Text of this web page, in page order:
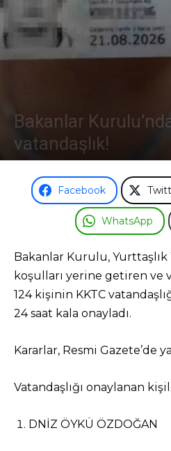
Bakanlar
vatandaşlık!
Facebook
WhatsApp
Bakanlar Kurulu, Yurttaşlık
koşulları yerine getiren ve
124 kişinin KKTC
24 saat kala onayladı.
Kararlar, Resmi Gazete’de
Vatandaşlığı onaylanan
DNİZ ÖYKÜ ÖZDOĞAN